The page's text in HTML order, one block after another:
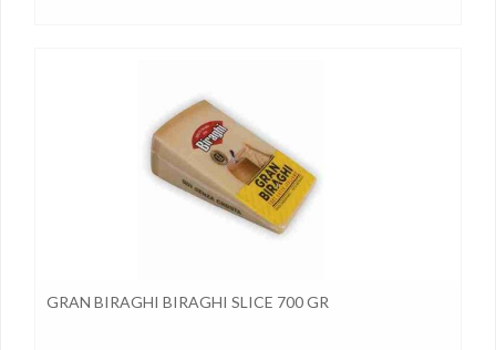
GRAN BIRAGHI BIRAGHI SLICE 700 GR